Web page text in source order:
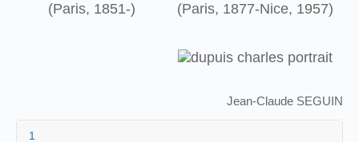
(Paris, 1851-) (Paris, 1877-Nice, 1957)
Jean-Claude SEGUIN
1